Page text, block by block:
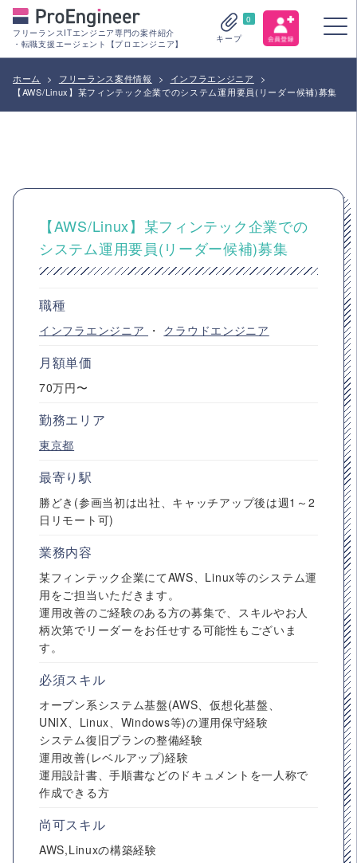
フリーランスITエンジニア専門の案件紹介
・転職支援エージェント【プロエンジニア】
0
キープ
ホーム > フリーランス案件情報 > インフラエンジニア
>
【AWS/Linux】某フィンテック企業でのシステム運用要員(リーダー候補)募集
【AWS/Linux】某フィンテック企業での
システム運用要員(リーダー候補)募集
職種
インフラエンジニア ・ クラウドエンジニア
月額単価
70万円〜
勤務エリア
東京都
最寄り駅
勝どき(参画当初は出社、キャッチアップ後は週1～2
日リモート可)
業務内容
某フィンテック企業にてAWS、Linux等のシステム運
用をご担当いただきます。
運用改善のご経験のある方の募集で、スキルやお人
柄次第でリーダーをお任せする可能性もございま
す。
必須スキル
オープン系システム基盤(AWS、仮想化基盤、
UNIX、Linux、Windows等)の運用保守経験
システム復旧プランの整備経験
運用改善(レベルアップ)経験
運用設計書、手順書などのドキュメントを一人称で
作成できる方
尚可スキル
AWS,Linuxの構築経験